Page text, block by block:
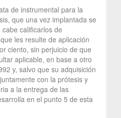
de instrumental para la
que una vez implantada se
calificarlos de
les resulte de aplicación
ciento, sin perjuicio de que
aplicable, en base a otro
y, salvo que su adquisición
con la prótesis y
a la entrega de las
en el punto 5 de esta